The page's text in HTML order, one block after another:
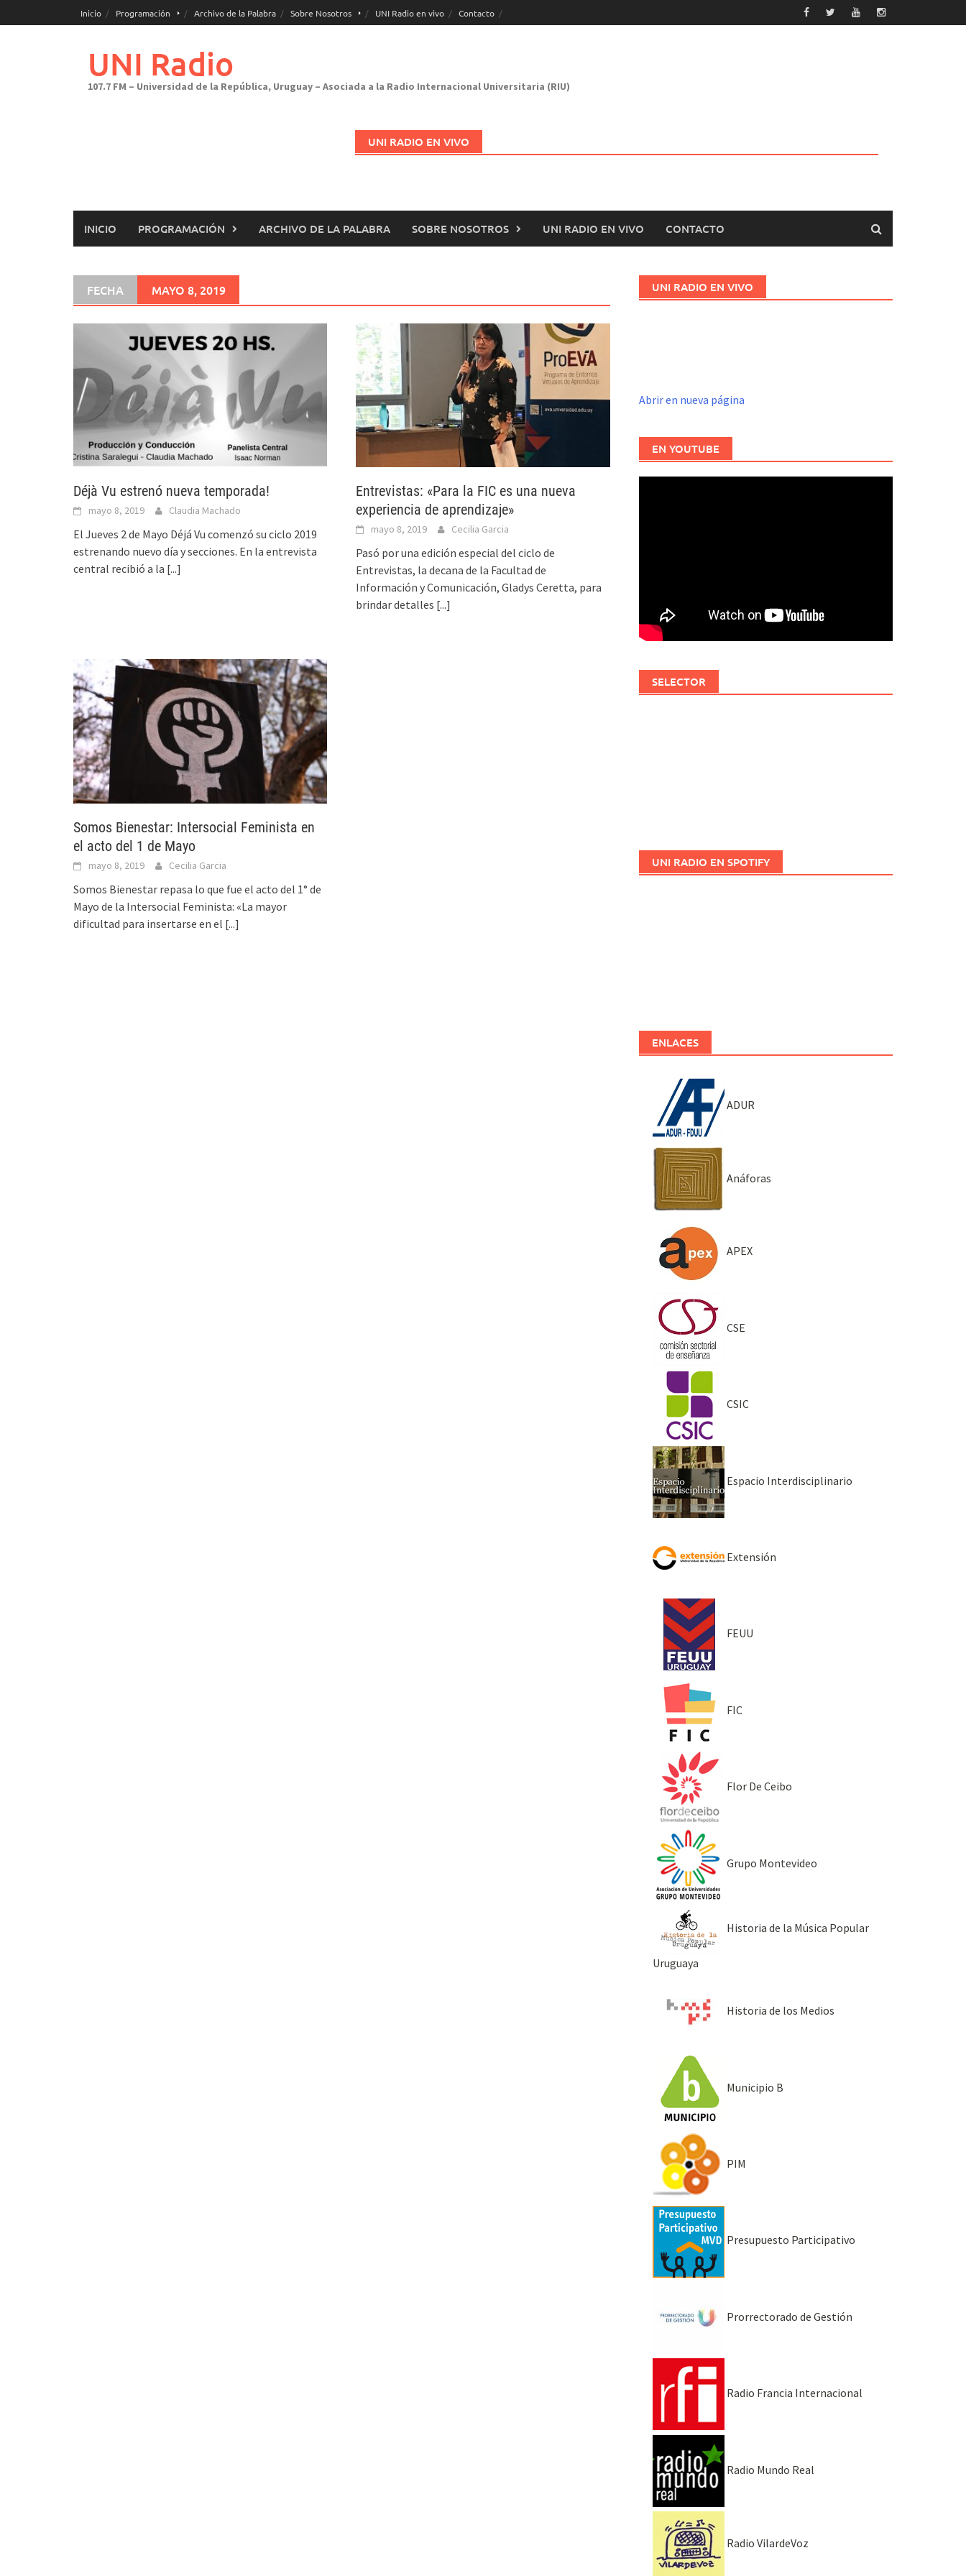
al
Inicio Programación Archivo de la Palabra Sobre Nosotros UNI Radio en vivo Contacto
UNI Radio
107.7 FM – Universidad de la República, Uruguay – Asociada a la Radio Internacional Universitaria (RIU)
UNI RADIO EN VIVO
INICIO PROGRAMACIÓN ARCHIVO DE LA PALABRA SOBRE NOSOTROS UNI RADIO EN VIVO CONTACTO
FECHA MAYO 8, 2019
Déjà Vu estrenó nueva temporada!
mayo 8, 2019 Claudia Machado
El Jueves 2 de Mayo Déjá Vu comenzó su ciclo 2019
estrenando nuevo día y secciones. En la entrevista
central recibió a la [...]
Entrevistas: «Para la FIC es una nueva
experiencia de aprendizaje»
mayo 8, 2019 Cecilia Garcia
Pasó por una edición especial del ciclo de
Entrevistas, la decana de la Facultad de
Información y Comunicación, Gladys Ceretta, para
brindar detalles [...]
Somos Bienestar: Intersocial Feminista en
el acto del 1 de Mayo
mayo 8, 2019 Cecilia Garcia
Somos Bienestar repasa lo que fue el acto del 1° de
Mayo de la Intersocial Feminista: «La mayor
dificultad para insertarse en el [...]
UNI RADIO EN VIVO
Abrir en nueva página
EN YOUTUBE
SELECTOR
UNI RADIO EN SPOTIFY
ENLACES
ADUR
Anáforas
APEX
CSE
CSIC
Espacio Interdisciplinario
Extensión
FEUU
FIC
Flor De Ceibo
Grupo Montevideo
Historia de la Música Popular
Uruguaya
Historia de los Medios
Municipio B
PIM
Presupuesto Participativo
Prorrectorado de Gestión
Radio Francia Internacional
Radio Mundo Real
Radio VilardeVoz